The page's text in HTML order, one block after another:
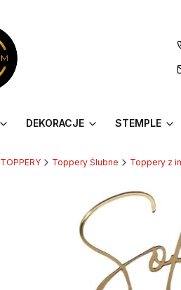
DEKORACJE STEMPLE
TOPPERY Toppery Ślubne Toppery z